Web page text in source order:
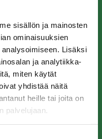
sisällön ja mainosten
ominaisuuksien
Lisäksi
ja analytiikka-
miten käytät
yhdistää näitä
heille tai joita on
palvelujaan.